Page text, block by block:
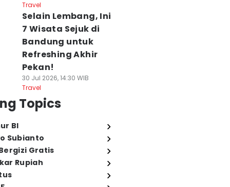
Travel
Selain Lembang, Ini
7 Wisata Sejuk di
Bandung untuk
Refreshing Akhir
Pekan!
30 Jul 2026, 14:30 WIB
Travel
Topics
BI
Subianto
Gratis
Rupiah